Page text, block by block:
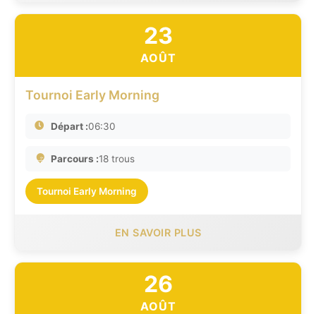
23
AOÛT
Tournoi Early Morning
Départ :06:30
Parcours :18 trous
Tournoi Early Morning
EN SAVOIR PLUS
26
AOÛT